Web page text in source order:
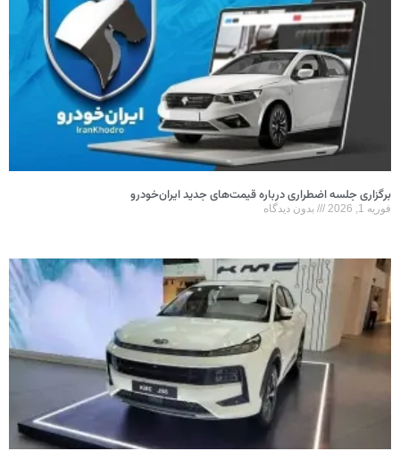
برگزاری جلسه اضطراری درباره قیمت‌های جدید ایران‌خودرو
فوریه 1, 2026 بدون دیدگاه